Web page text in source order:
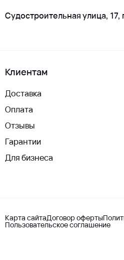
Судостроительная улица, 17,
Клиентам
Доставка
Оплата
Отзывы
Гарантии
Для бизнеса
Карта сайтаДоговор оферты
Пользовательское соглашение